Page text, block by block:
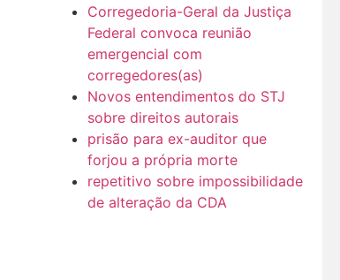
Corregedoria-Geral da Justiça
Federal convoca reunião
emergencial com
corregedores(as)
Novos entendimentos do STJ
sobre direitos autorais
prisão para ex-auditor que
forjou a própria morte
repetitivo sobre impossibilidade
de alteração da CDA